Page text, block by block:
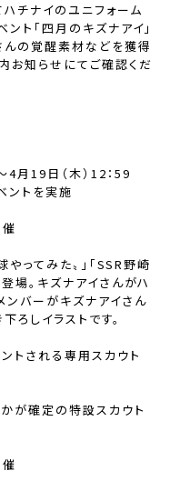
チナイのユニフォーム
ト「四月のキズナアイ」
んの覚醒素材などを獲得
お知らせにてご確認くだ
4月19日（木）12：59
ントを実施
ってみた〟」「SSR野崎
場。キズナアイさんがハ
ンバーがキズナアイさん
ろしイラストです。
トされる専用スカウト
が確定の特設スカウト